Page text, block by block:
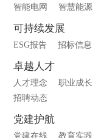
智能电网 智慧能源
可持续发展
ESG报告 招标信息
卓越人才
人才理念 职业成长
招聘动态
党建护航
党建在线 教育实践